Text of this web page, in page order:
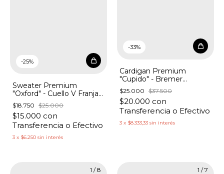
-25%
Sweater Premium
"Oxford" - Cuello V Franjas
con Lurex
$18.750 $25.000
$15.000 con
Transferencia o Efectivo
3 x $6.250 sin interés
-33%
Cardigan Premium
"Cupido" - Bremer
Labrado Botones
Corazones
$25.000 $37.500
$20.000 con
Transferencia o Efectivo
3 x $8.333,33 sin interés
1 /8 1 /7